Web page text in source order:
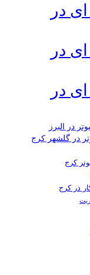
در
در
در
در البرز
در گلشهر کرج
کرج
در کرج